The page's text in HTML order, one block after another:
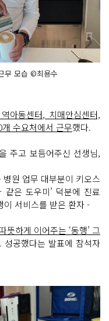
무 모습 ©최용수
아동센터, 치매안심센터,
수요처에서 근무했다.
주고 보듬어주신 선생님,
원 업무 대부분이 키오스
같은 도우미’ 덕분에 진료
이 서비스를 받은 환자 -
뜻하게 이어주는 ‘동행’ 그
성공했다는 발표에 참석자